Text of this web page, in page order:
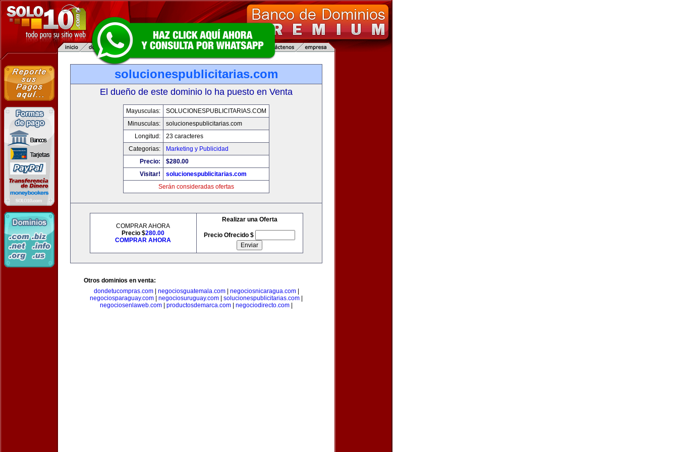
solucionespublicitarias.com
El dueño de este dominio lo ha puesto en Venta
Mayusculas:
SOLUCIONESPUBLICITARIAS.COM
Minusculas:
solucionespublicitarias.com
Longitud:
23 caracteres
Categorias:
Marketing y Publicidad
Precio:
$280.00
Visitar!
solucionespublicitarias.com
Serán consideradas ofertas
COMPRAR AHORA
Precio $280.00
COMPRAR AHORA
Realizar una Oferta
Precio Ofrecido $
Otros dominios en venta:
dondetucompras.com| negociosguatemala.com| negociosnicaragua.com|
negociosparaguay.com
negociosuruguay.com solucionespublicitarias.com
negociosenlaweb.com
productosdemarca.com negociodirecto.com